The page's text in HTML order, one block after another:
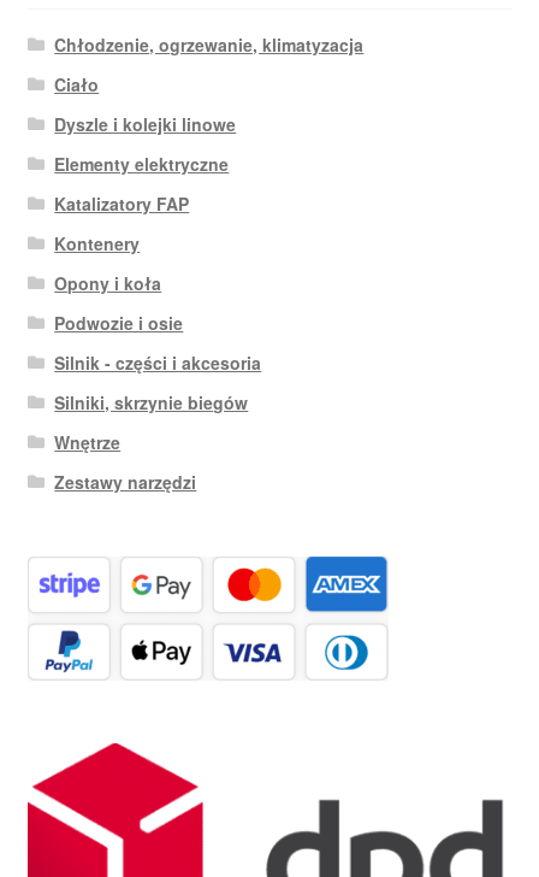
Chłodzenie, ogrzewanie, klimatyzacja
Ciało
Dyszle i kolejki linowe
Elementy elektryczne
Katalizatory FAP
Kontenery
Opony i koła
Podwozie i osie
Silnik - części i akcesoria
Silniki, skrzynie biegów
Wnętrze
Zestawy narzędzi